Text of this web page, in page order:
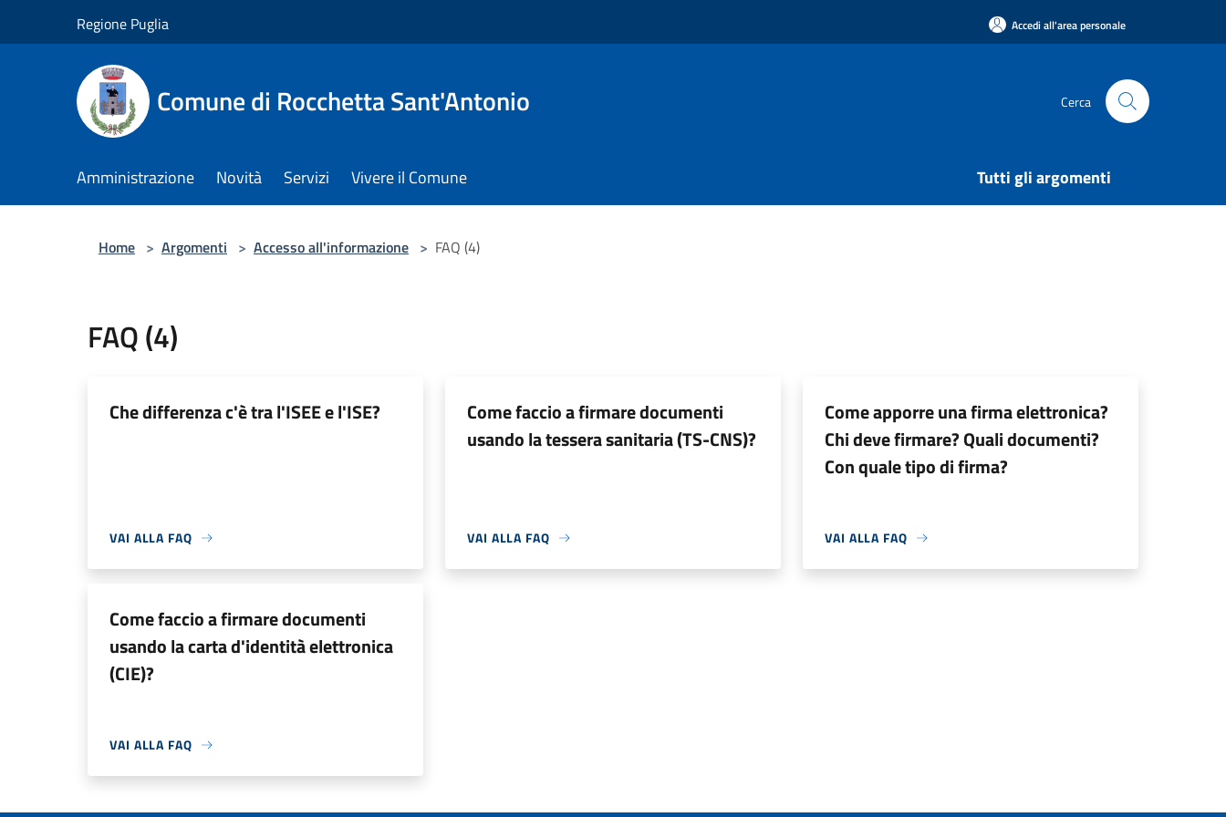
Regione Puglia Accedi all'area personale
Comune di Rocchetta Sant'Antonio Cerca
Amministrazione Novità Servizi Vivere il Comune Tutti gli argomenti
Home > Argomenti > Accesso all'informazione > FAQ (4)
FAQ (4)
Che differenza c'è tra l'ISEE e l'ISE?
VAI ALLA FAQ
Come faccio a firmare documenti
usando la tessera sanitaria (TS-CNS)?
VAI ALLA FAQ
Come apporre una firma elettronica?
Chi deve firmare? Quali documenti?
Con quale tipo di firma?
VAI ALLA FAQ
Come faccio a firmare documenti
usando la carta d'identità elettronica
(CIE)?
VAI ALLA FAQ